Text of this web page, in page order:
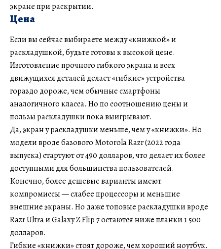
экране при раскрытии.
Цена
Если вы сейчас выбираете между «книжкой» и
раскладушкой, будьте готовы к высокой цене.
Изготовление прочного гибкого экрана и всех
движущихся деталей делает «гибкие» устройства
гораздо дороже, чем обычные смартфоны
аналогичного класса. Но по соотношению цены и
пользы раскладушки пока выигрывают.
Да, экран у раскладушки меньше, чем у «книжки». Но
модели вроде базового Motorola Razr (2022 года
выпуска) стартуют от 490 долларов, что делает их более
доступными для большинства пользователей.
Конечно, более дешевые варианты имеют
компромиссы — слабее процессоры и меньшие
внешние экраны. Но даже топовые раскладушки вроде
Razr Ultra и Galaxy Z Flip 7 остаются ниже планки 1 500
долларов.
Гибкие «книжки» стоят дороже, чем хороший ноутбук.